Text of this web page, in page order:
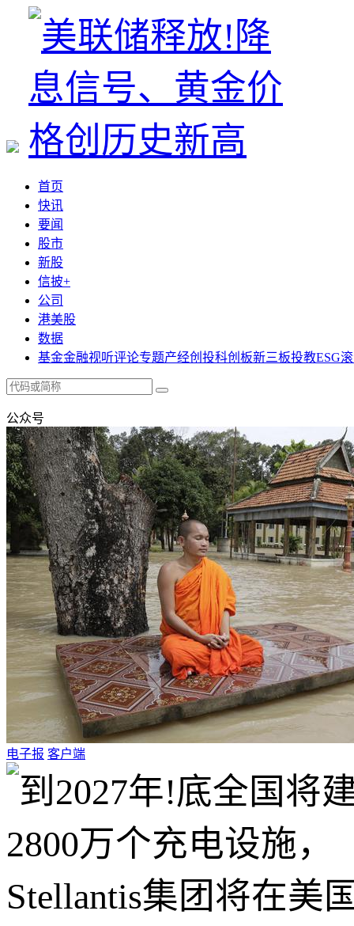
首页
快讯
要闻
股市
新股
信披+
公司
港美股
数据
基金金融视听评论专题产经创投科创板新三板投教ESG
公众号
电子报 客户端